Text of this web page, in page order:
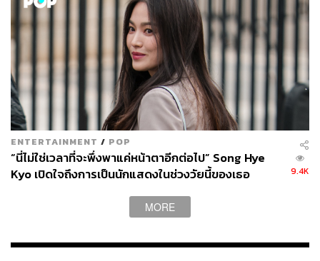
ENTERTAINMENT / POP
“นี่ไม่ใช่เวลาที่จะพึ่งพาแค่หน้าตาอีกต่อไป” Song Hye
Kyo เปิดใจถึงการเป็นนักแสดงในช่วงวัยนี้ของเธอ
9.4K
MORE